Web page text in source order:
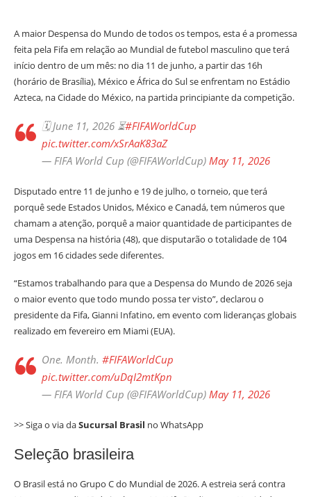
A maior Despensa do Mundo de todos os tempos, esta é a promessa
feita pela Fifa em relação ao Mundial de futebol masculino que terá
início dentro de um mês: no dia 11 de junho, a partir das 16h
(horário de Brasília), México e África do Sul se enfrentam no Estádio
Azteca, na Cidade do México, na partida principiante da competição.
🗓️ June 11, 2026 ⏳#FIFAWorldCup
pic.twitter.com/xSrAaK83aZ
— FIFA World Cup (@FIFAWorldCup) May 11, 2026
Disputado entre 11 de junho e 19 de julho, o torneio, que terá
porquê sede Estados Unidos, México e Canadá, tem números que
chamam a atenção, porquê a maior quantidade de participantes de
uma Despensa na história (48), que disputarão o totalidade de 104
jogos em 16 cidades sede diferentes.
“Estamos trabalhando para que a Despensa do Mundo de 2026 seja
o maior evento que todo mundo possa ter visto”, declarou o
presidente da Fifa, Gianni Infatino, em evento com lideranças globais
realizado em fevereiro em Miami (EUA).
One. Month. #FIFAWorldCup
pic.twitter.com/uDqI2mtKpn
— FIFA World Cup (@FIFAWorldCup) May 11, 2026
>> Siga o via daSucursal Brasil no WhatsApp
Seleção brasileira
O Brasil está no Grupo C do Mundial de 2026. A estreia será contra